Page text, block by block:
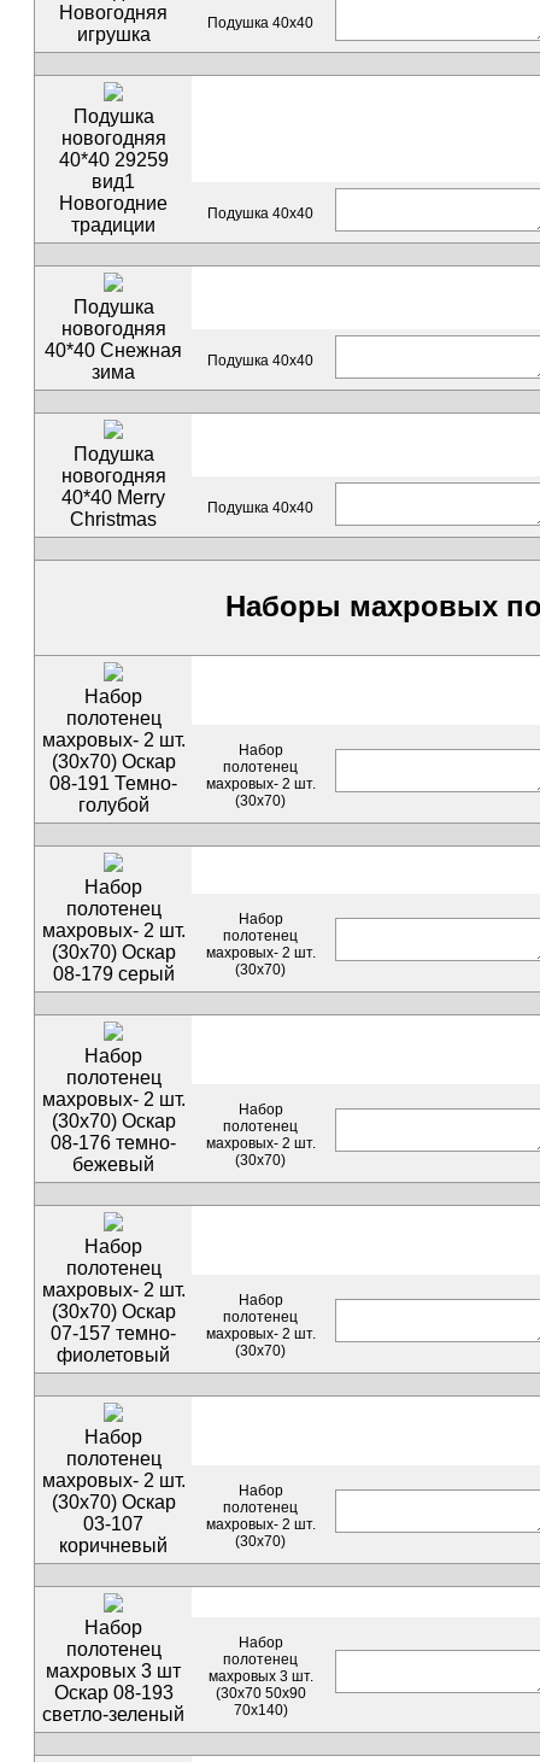
Новогодняя
игрушка
Подушка 40х40
Подушка
новогодняя
40*40 29259
вид1
Новогодние
традиции
Подушка 40х40
Подушка
новогодняя
40*40 Снежная
зима
Подушка 40х40
Подушка
новогодняя
40*40 Merry
Christmas
Подушка 40х40
Наборы махровых
Набор
полотенец
махровых- 2 шт.
(30х70) Оскар
08-191 Темно-
голубой
Набор
полотенец
махровых- 2 шт.
(30х70)
Набор
полотенец
махровых- 2 шт.
(30х70) Оскар
08-179 серый
Набор
полотенец
махровых- 2 шт.
(30х70)
Набор
полотенец
махровых- 2 шт.
(30х70) Оскар
08-176 темно-
бежевый
Набор
полотенец
махровых- 2 шт.
(30х70)
Набор
полотенец
махровых- 2 шт.
(30х70) Оскар
07-157 темно-
фиолетовый
Набор
полотенец
махровых- 2 шт.
(30х70)
Набор
полотенец
махровых- 2 шт.
(30х70) Оскар
03-107
коричневый
Набор
полотенец
махровых- 2 шт.
(30х70)
Набор
полотенец
махровых 3 шт
Оскар 08-193
светло-зеленый
Набор
полотенец
махровых 3 шт.
(30х70 50х90
70х140)